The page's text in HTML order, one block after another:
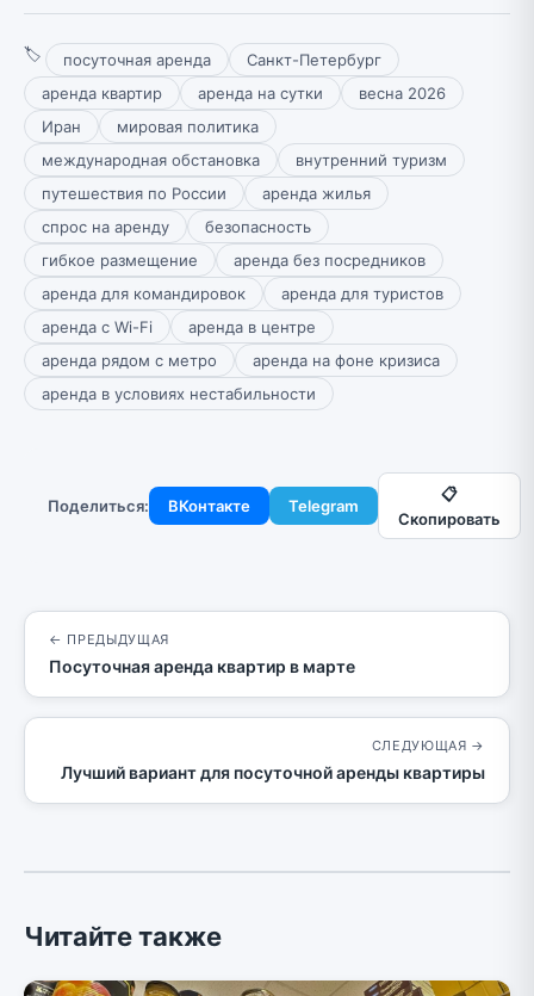
🏷 посуточная аренда
Санкт-Петербург
аренда квартир
аренда на сутки
весна 2026
Иран
мировая политика
международная обстановка
внутренний туризм
путешествия по России
аренда жилья
спрос на аренду
безопасность
гибкое размещение
аренда без посредников
аренда для командировок
аренда для туристов
аренда с Wi-Fi
аренда в центре
аренда рядом с метро
аренда на фоне кризиса
аренда в условиях нестабильности
Поделиться: ВКонтакте Telegram
📋
Скопировать
← ПРЕДЫДУЩАЯ
Посуточная аренда квартир в марте
СЛЕДУЮЩАЯ →
Лучший вариант для посуточной аренды квартиры
Читайте также